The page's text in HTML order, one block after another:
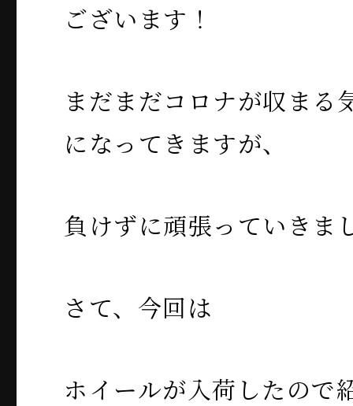
ございます！
まだまだコロナが収まる
になってきますが、
負けずに頑張っていきま
さて、今回は
ホイールが入荷したので